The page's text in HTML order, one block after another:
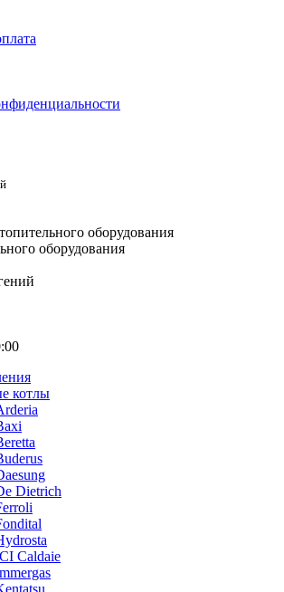
оборудования
оборудования
котлы
Dietrich
Caldaie